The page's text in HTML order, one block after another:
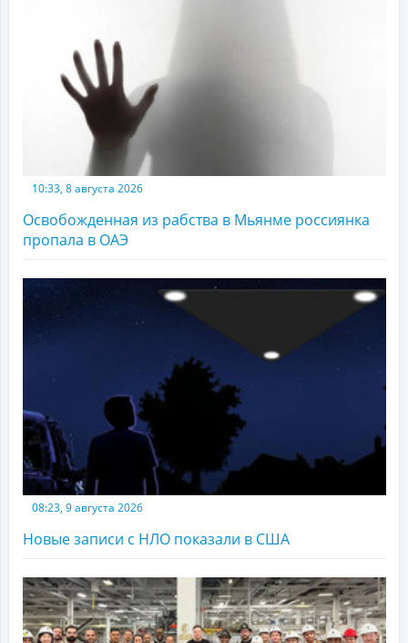
10:33, 8 августа 2026
Освобожденная из рабства в Мьянме россиянка
пропала в ОАЭ
08:23, 9 августа 2026
Новые записи с НЛО показали в США